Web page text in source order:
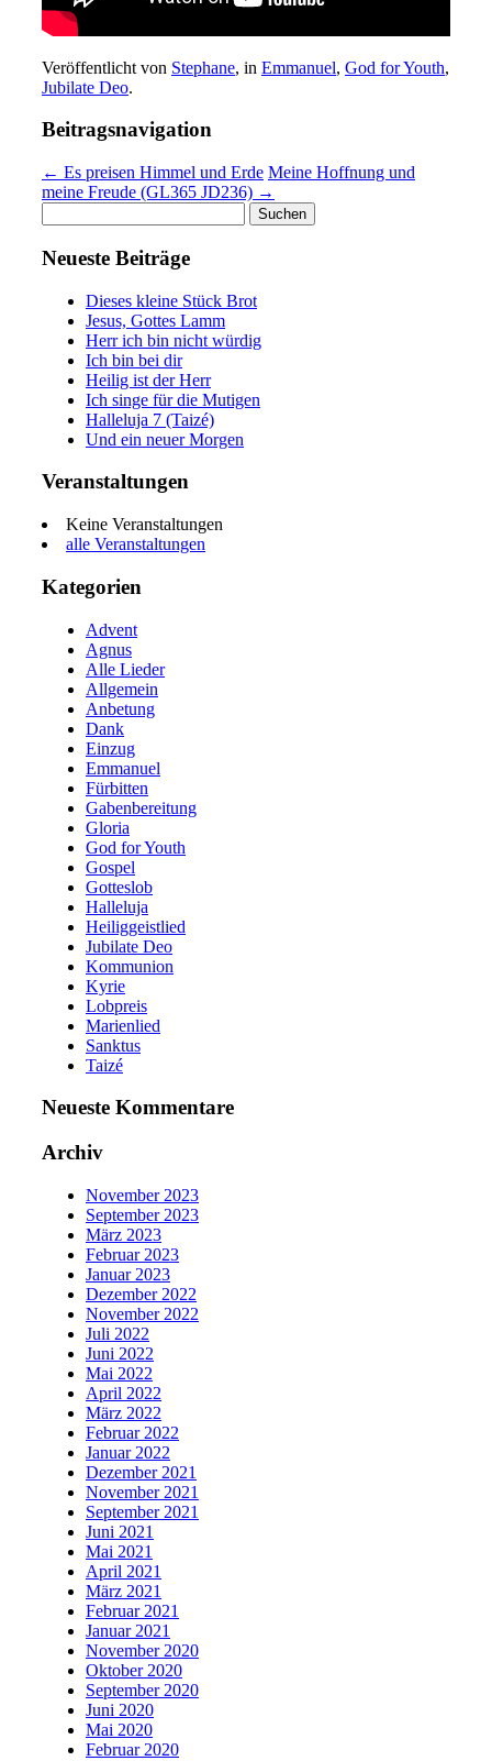
Veröffentlicht von Stephane, in Emmanuel, God for Youth,
Jubilate Deo.
Beitragsnavigation
← Es preisen Himmel und Erde Meine Hoffnung und
meine Freude (GL365 JD236) →
nach:
Neueste Beiträge
Dieses kleine Stück Brot
Jesus, Gottes Lamm
Herr ich bin nicht würdig
Ich bin bei dir
Heilig ist der Herr
Ich singe für die Mutigen
Halleluja 7 (Taizé)
Und ein neuer Morgen
Veranstaltungen
Keine Veranstaltungen
alle Veranstaltungen
Kategorien
Advent
Agnus
Alle Lieder
Allgemein
Anbetung
Dank
Einzug
Emmanuel
Fürbitten
Gabenbereitung
Gloria
God for Youth
Gospel
Gotteslob
Halleluja
Heiliggeistlied
Jubilate Deo
Kommunion
Kyrie
Lobpreis
Marienlied
Sanktus
Taizé
Neueste Kommentare
Archiv
November 2023
September 2023
März 2023
Februar 2023
Januar 2023
Dezember 2022
November 2022
Juli 2022
Juni 2022
Mai 2022
April 2022
März 2022
Februar 2022
Januar 2022
Dezember 2021
November 2021
September 2021
Juni 2021
Mai 2021
April 2021
März 2021
Februar 2021
Januar 2021
November 2020
Oktober 2020
September 2020
Juni 2020
Mai 2020
Februar 2020